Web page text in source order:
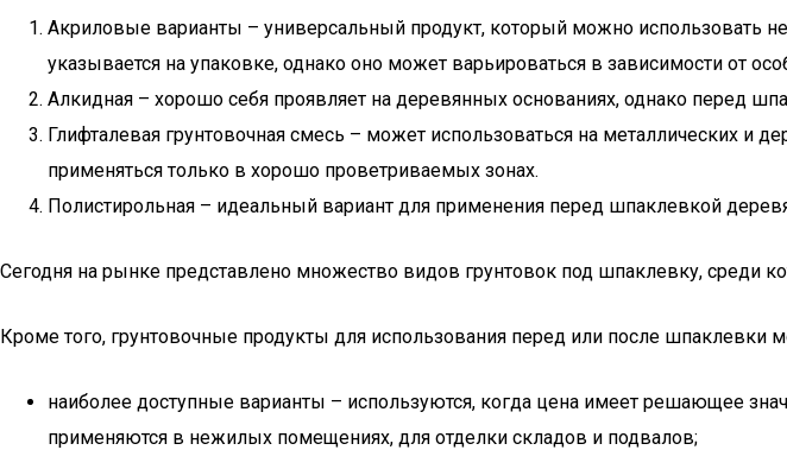
Акриловые варианты – универсальный продукт, который можно использовать
указывается на упаковке, однако оно может варьироваться в зависимости от
Алкидная – хорошо себя проявляет на деревянных основаниях, однако перед
Глифталевая грунтовочная смесь – может использоваться на металлических
применяться только в хорошо проветриваемых зонах.
Полистирольная – идеальный вариант для применения перед шпаклевкой
Сегодня на рынке представлено множество видов грунтовок под шпаклевку, среди
Кроме того, грунтовочные продукты для использования перед или после шпаклевки
наиболее доступные варианты – используются, когда цена имеет решающее
применяются в нежилых помещениях, для отделки складов и подвалов;